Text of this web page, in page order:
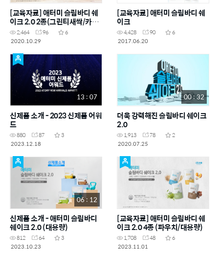
[교육자료] 애터미 슬림바디 쉐
이크 2.0 2종(그린티새싹/카카
오캐롭)
2,464 96
6
2020.10.29
[교육자료] 애터미 슬림바디 쉐
이크
4,428 90
6
2017.06.20
13 : 07
신제품 소개 - 2023 신제품 어워
드
880 87
3
2023.12.18
00 : 32
더욱 강력해진 슬림바디 쉐이크
2.0
1,913 78
2
2020.07.25
06 : 12
신제품 소개 - 애터미 슬림바디
쉐이크 2.0 (대용량)
812 64
3
2023.10.23
[교육자료] 애터미 슬림바디 쉐
이크 2.0 4종 (파우치/대용량)
1,708 48
6
2023.11.01